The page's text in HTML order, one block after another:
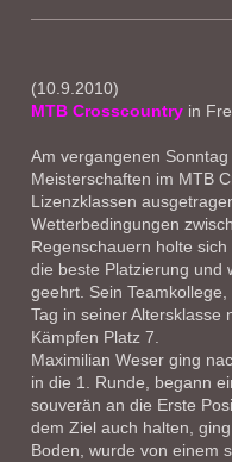
(10.9.2010)
MTB Crosscountry in
Am vergangenen
Meisterschaften im MTB
Lizenzklassen
Wetterbedingungen
Regenschauern holte
die beste Platzierung und
geehrt. Sein
Tag in seiner
Kämpfen Platz 7.
Maximilian Weser ging
in die 1. Runde, begann
souverän an die Erste
dem Ziel auch halten,
Boden, wurde von einem